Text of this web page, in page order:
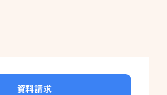
資料請求